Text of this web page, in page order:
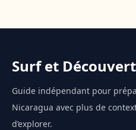
Surf et
Guide indépendant pour
Nicaragua avec plus de
d’explorer.